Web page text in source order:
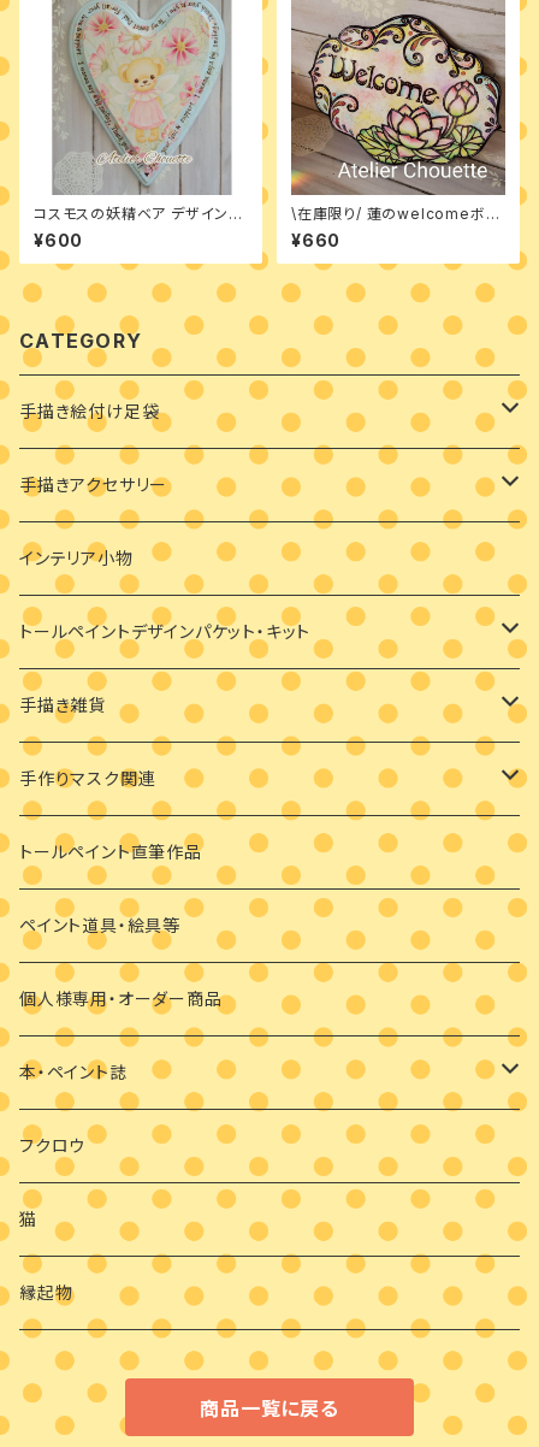
コスモスの妖精ベア デザインパ
ケット
¥600
\在庫限り/ 蓮のwelcomeボー
ド デザインパケット
¥660
CATEGORY
手描き絵付け足袋
絵付け済み足袋
オーダーメイド絵付け足袋
手描きアクセサリー
ブローチ
バッグチャーム
耳飾り
ペンダント
その他
インテリア小物
トールペイントデザインパケット・キット
素材付きキット
ビギナーさま向け
デザインパケット
ビギナーさま向け
干支の羽子板
クリスマス
ウッドバーニング
素材のみ
手描き雑貨
メガネケース
その他
手作りマスク関連
手描き絵付けマスク
手作り布マスク
マスクブローチ
トールペイント直筆作品
ペイント道具・絵具等
個人様専用・オーダー商品
本・ペイント誌
日めくりカレンダーオハナとイロとフクロウと
フクロウ
猫
縁起物
商品一覧に戻る